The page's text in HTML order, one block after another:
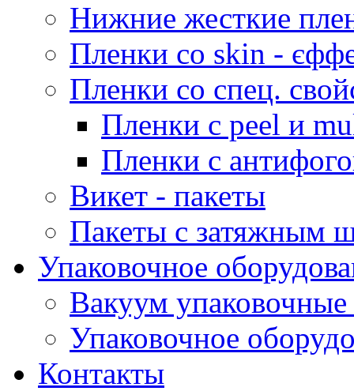
Нижние жесткие
Пленки со skin -
Пленки со спец.
Пленки с peel и
Пленки с
Викет - пакеты
Пакеты с затяжным
Упаковочное
Вакуум
Упаковочное
Контакты